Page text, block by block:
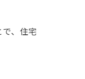
、住宅